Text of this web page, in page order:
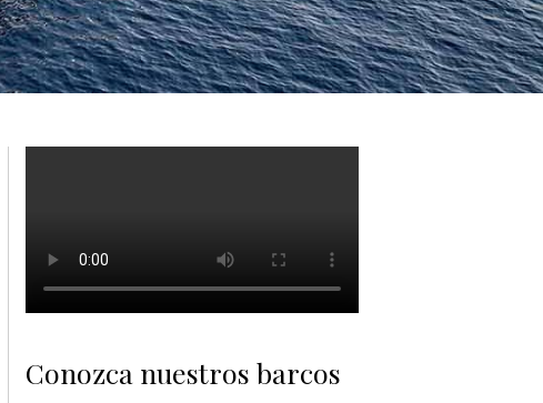
Conozca nuestros barcos